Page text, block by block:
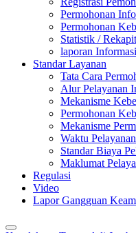
Permohonan
Permohonan
Statistik /
laporan
Standar Layanan
Tata Cara
Alur Pelayanan
Mekanisme
Permohonan
Mekanisme
Waktu Pelayanan
Standar Biaya
Maklumat
Regulasi
Video
Lapor Gangguan